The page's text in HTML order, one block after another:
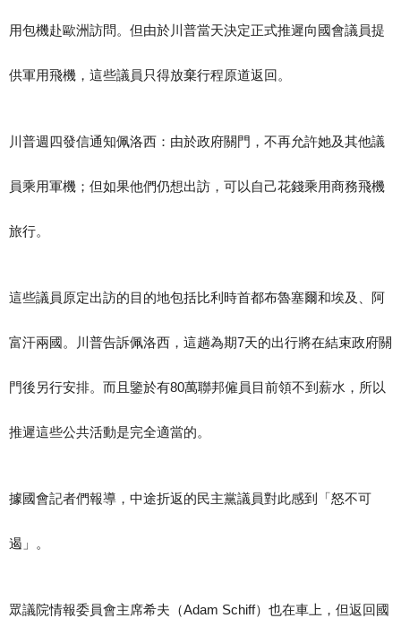
用包機赴歐洲訪問。但由於川普當天決定正式推遲向國會議員提
供軍用飛機，這些議員只得放棄行程原道返回。
川普週四發信通知佩洛西：由於政府關門，不再允許她及其他議
員乘用軍機；但如果他們仍想出訪，可以自己花錢乘用商務飛機
旅行。
這些議員原定出訪的目的地包括比利時首都布魯塞爾和埃及、阿
富汗兩國。川普告訴佩洛西，這趟為期7天的出行將在結束政府關
門後另行安排。而且鑒於有80萬聯邦僱員目前領不到薪水，所以
推遲這些公共活動是完全適當的。
據國會記者們報導，中途折返的民主黨議員對此感到「怒不可
遏」。
眾議院情報委員會主席希夫（Adam Schiff）也在車上，但返回國